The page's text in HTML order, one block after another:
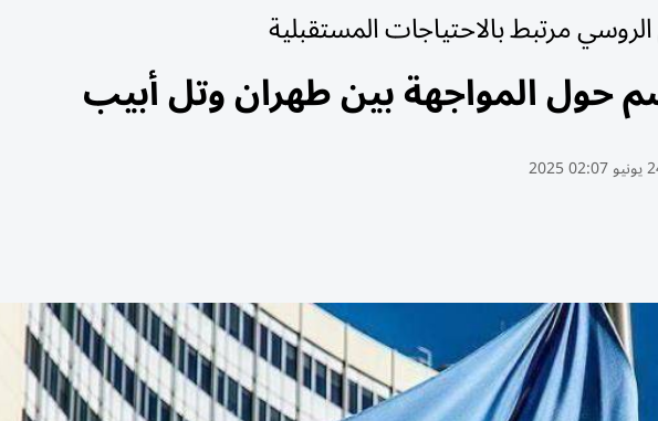
مرتبط بالاحتياجات المستقبلية
المواجهة بين طهران وتل أبيب
2025